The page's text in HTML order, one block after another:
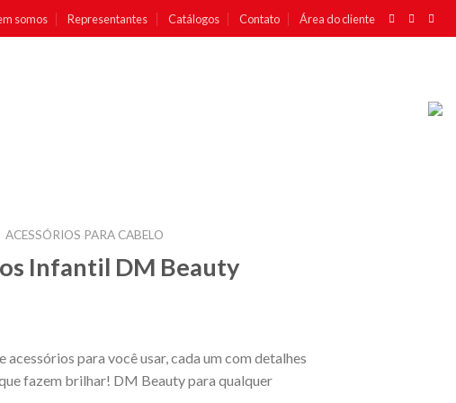
somos Representantes Catálogos Contato Área do cliente
ACESSÓRIOS PARA CABELO
Infantil DM Beauty
acessórios para você usar, cada um com detalhes
fazem brilhar! DM Beauty para qualquer